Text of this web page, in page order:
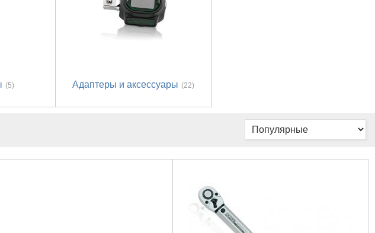
(5) Адаптеры и аксессуары (22)